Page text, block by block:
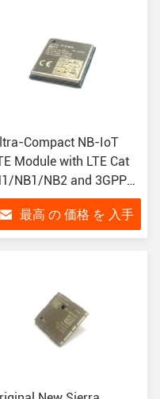
Compact NB-IoT
Module with LTE Cat
NB1/NB2 and 3GPP
14 Compliance in
× 12.9mm ×
LPWA Module
最高 の 価格 を 入手